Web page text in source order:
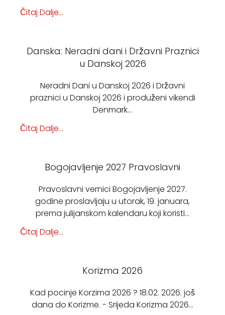
Čitaj Dalje...
Danska: Neradni dani i Državni Praznici
u Danskoj 2026
Neradni Dani u Danskoj 2026 i Državni
praznici u Danskoj 2026 i produženi vikendi
Denmark…
Čitaj Dalje...
Bogojavljenje 2027 Pravoslavni
Pravoslavni vernici Bogojavljenje 2027.
godine proslavljaju u utorak, 19. januara,
prema julijanskom kalendaru koji koristi…
Čitaj Dalje...
Korizma 2026
Kad pocinje Korzima 2026 ? 18.02. 2026. još
dana do Korizme. - Srijeda Korizma 2026…